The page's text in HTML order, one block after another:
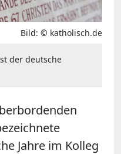
Bild: © katholisch.de
der deutsche
Jahre im Kolleg